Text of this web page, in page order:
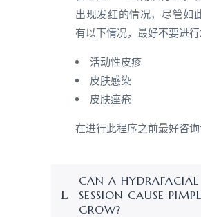
出现发红的情况，尽管如
有以下情况，最好不要进行
活动性皮疹
皮肤感染
皮肤痤疮
在进行此程序之前最好咨询
CAN A HYDRAFACIAL
SESSION CAUSE
GROW?